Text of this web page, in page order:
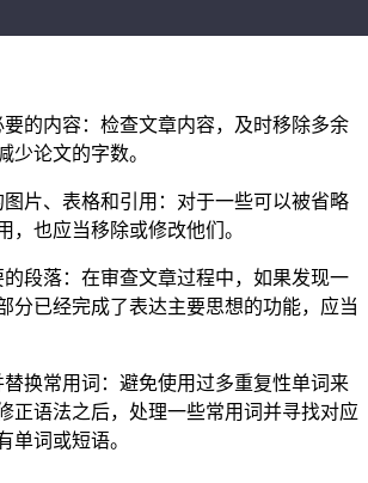
的内容：检查文章内容，及时移除多余
少论文的字数。
片、表格和引用：对于一些可以被省略
，也应当移除或修改他们。
段落：在审查文章过程中，如果发现一
分已经完成了表达主要思想的功能，应当
换常用词：避免使用过多重复性单词来
正语法之后，处理一些常用词并寻找对应
单词或短语。